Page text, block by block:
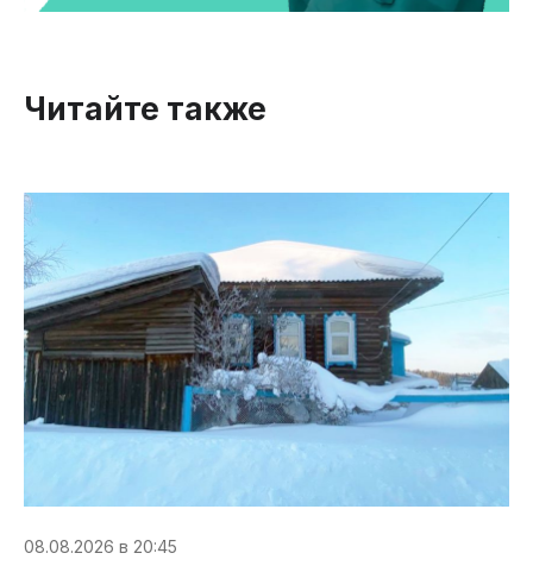
Читайте также
08.08.2026 в 20:45